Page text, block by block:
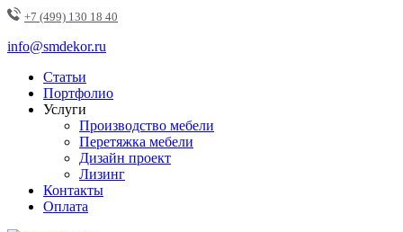
+7 (499) 130 18 40
info@smdekor.ru
Статьи
Портфолио
Услуги
Производство мебели
Перетяжка мебели
Дизайн проект
Лизинг
Контакты
Оплата